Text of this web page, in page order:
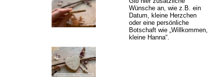
Wünsche an, wie z.B. ein
Datum, kleine Herzchen
oder eine persönliche
Botschaft wie „Willkommen,
kleine Hanna“.